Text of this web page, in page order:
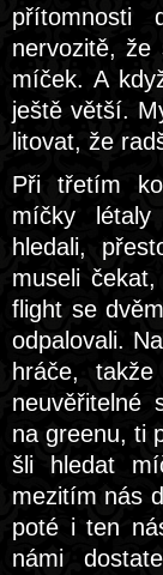
nervozitě,
míček. A
ještě větší.
litovat, že
Při třetím
míčky
hledali,
museli
flight se
odpalovali.
hráče,
neuvěřitelné
na greenu, ti
šli hledat
mezitím nás
poté i ten
námi